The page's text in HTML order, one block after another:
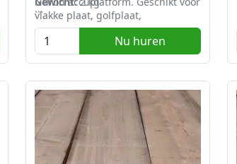
vlakke plaat, golfplaat,
trapezevormige plaat en C.L.U.-
profiel.
```
Nu huren